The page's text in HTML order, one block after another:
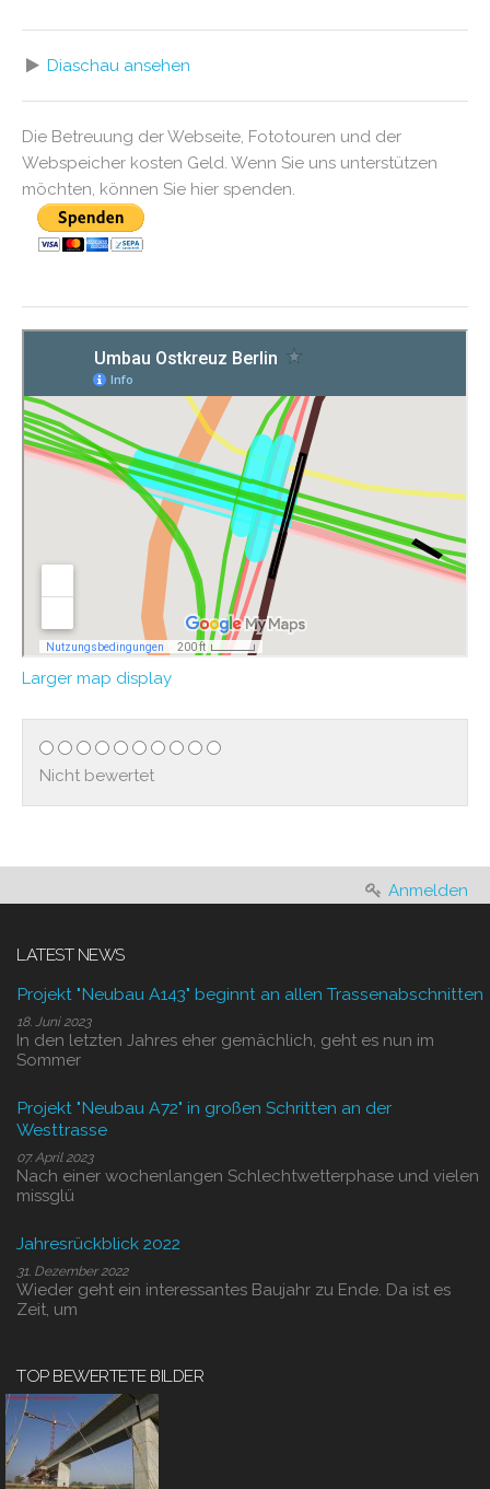
Diaschau ansehen
Die Betreuung der Webseite, Fototouren und der
Webspeicher kosten Geld. Wenn Sie uns unterstützen
möchten, können Sie hier spenden.
Larger map display
Nicht bewertet
Anmelden
LATEST NEWS
Projekt "Neubau A143" beginnt an allen Trassenabschnitten
18. Juni 2023
In den letzten Jahres eher gemächlich, geht es nun im
Sommer
Projekt "Neubau A72" in großen Schritten an der
Westtrasse
07. April 2023
Nach einer wochenlangen Schlechtwetterphase und vielen
missglü
Jahresrückblick 2022
31. Dezember 2022
Wieder geht ein interessantes Baujahr zu Ende. Da ist es
Zeit, um
TOP BEWERTETE BILDER